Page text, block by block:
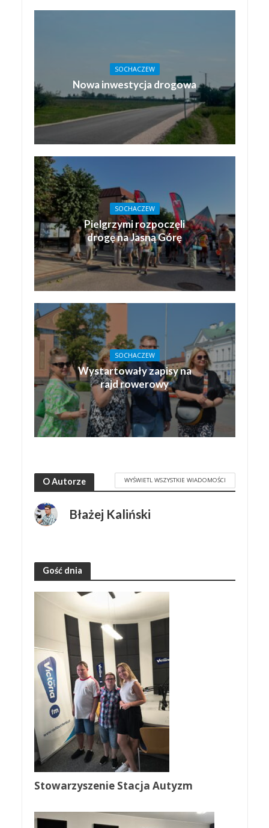
SOCHACZEW
Nowa inwestycja drogowa
SOCHACZEW
Pielgrzymi rozpoczęli
drogę na Jasną Górę
SOCHACZEW
Wystartowały zapisy na
rajd rowerowy
O Autorze WYŚWIETL WSZYSTKIE WIADOMOŚCI
Błażej Kaliński
Gość dnia
Stowarzyszenie Stacja Autyzm